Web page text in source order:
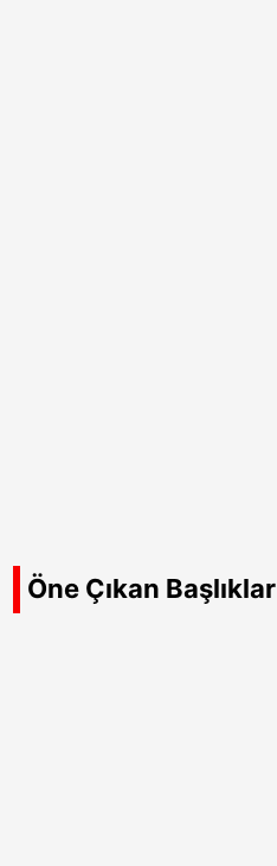
Öne Çıkan Başlıklar